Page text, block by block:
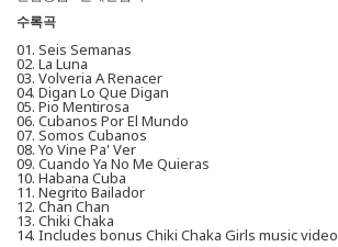
수록곡
01. Seis Semanas
02. La Luna
03. Volveria A Renacer
04. Digan Lo Que Digan
05. Pio Mentirosa
06. Cubanos Por El Mundo
07. Somos Cubanos
08. Yo Vine Pa' Ver
09. Cuando Ya No Me Quieras
10. Habana Cuba
11. Negrito Bailador
12. Chan Chan
13. Chiki Chaka
14. Includes bonus Chiki Chaka Girls music video